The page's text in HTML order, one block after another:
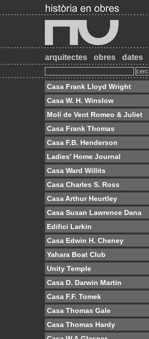
arquitectes obres dates
Casa Frank Lloyd Wright
Casa W. H. Winslow
Molí de Vent Romeo & Juliet
Casa Frank Thomas
Casa F.B. Henderson
Ladies' Home Journal
Casa Ward Willits
Casa Charles S. Ross
Casa Arthur Heurtley
Casa Susan Lawrence Dana
Edifici Larkin
Casa Edwin H. Cheney
Yahara Boat Club
Unity Temple
Casa D. Darwin Martin
Casa F.F. Tomek
Casa Thomas Gale
Casa Thomas Hardy